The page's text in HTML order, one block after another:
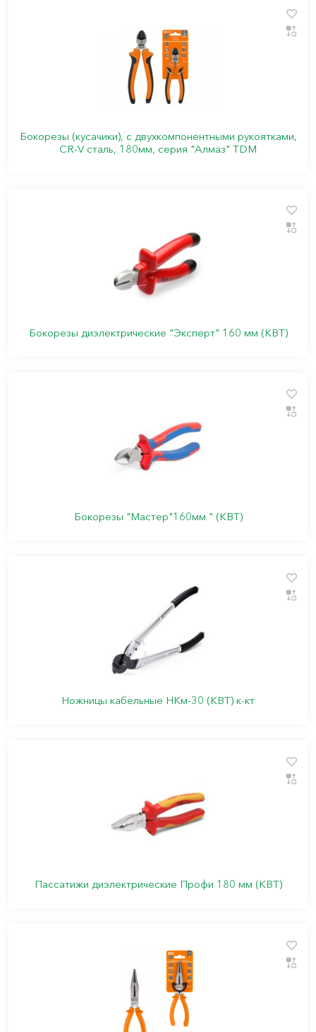
Бокорезы (кусачики), с двухкомпонентными рукоятками,
CR-V сталь, 180мм, серия "Алмаз" TDM
Бокорезы диэлектрические "Эксперт" 160 мм (КВТ)
Бокорезы "Мастер"160мм " (КВТ)
Ножницы кабельные НКм-30 (КВТ) к-кт
Пассатижи диэлектрические Профи 180 мм (КВТ)